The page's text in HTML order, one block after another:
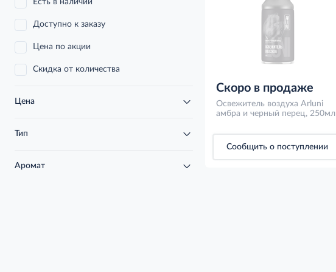
Есть в наличии
Доступно к заказу
Цена по акции
Скидка от количества
Цена
Тип
Аромат
Скоро в продаже
Освежитель воздуха Arluni
амбра и черный перец, 250мл
Сообщить о поступлении